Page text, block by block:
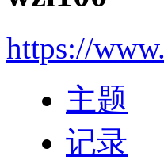
https://
主题
记录